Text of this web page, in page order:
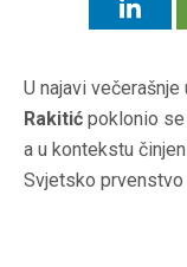
U najavi
Rakitić poklonio
a u kontekstu
Svjetsko prvenstvo